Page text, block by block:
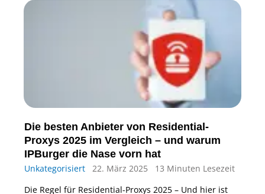
Die besten Anbieter von Residential-
Proxys 2025 im Vergleich – und warum
IPBurger die Nase vorn hat
Unkategorisiert 22. März 2025
13 Minuten Lesezeit
Die Regel für Residential-Proxys 2025 – Und hier ist